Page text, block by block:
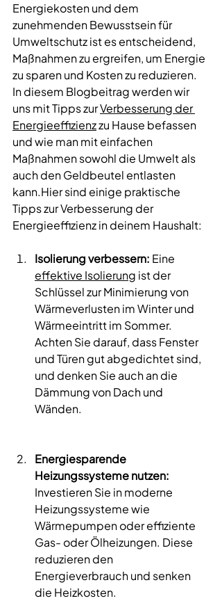
Energiekosten und dem
zunehmenden Bewusstsein für
Umweltschutz ist es entscheidend,
Maßnahmen zu ergreifen, um Energie
zu sparen und Kosten zu reduzieren.
In diesem Blogbeitrag werden wir
uns mit Tipps zur Verbesserung der
Energieeffizienz zu Hause befassen
und wie man mit einfachen
Maßnahmen sowohl die Umwelt als
auch den Geldbeutel entlasten
kann.Hier sind einige praktische
Tipps zur Verbesserung der
Energieeffizienz in deinem Haushalt:
Isolierung verbessern: Eine
effektive Isolierung ist der
Schlüssel zur Minimierung von
Wärmeverlusten im Winter und
Wärmeeintritt im Sommer.
Achten Sie darauf, dass Fenster
und Türen gut abgedichtet sind,
und denken Sie auch an die
Dämmung von Dach und
Wänden.
Energiesparende
Heizungssysteme nutzen:
Investieren Sie in moderne
Heizungssysteme wie
Wärmepumpen oder effiziente
Gas- oder Ölheizungen. Diese
reduzieren den
Energieverbrauch und senken
die Heizkosten.